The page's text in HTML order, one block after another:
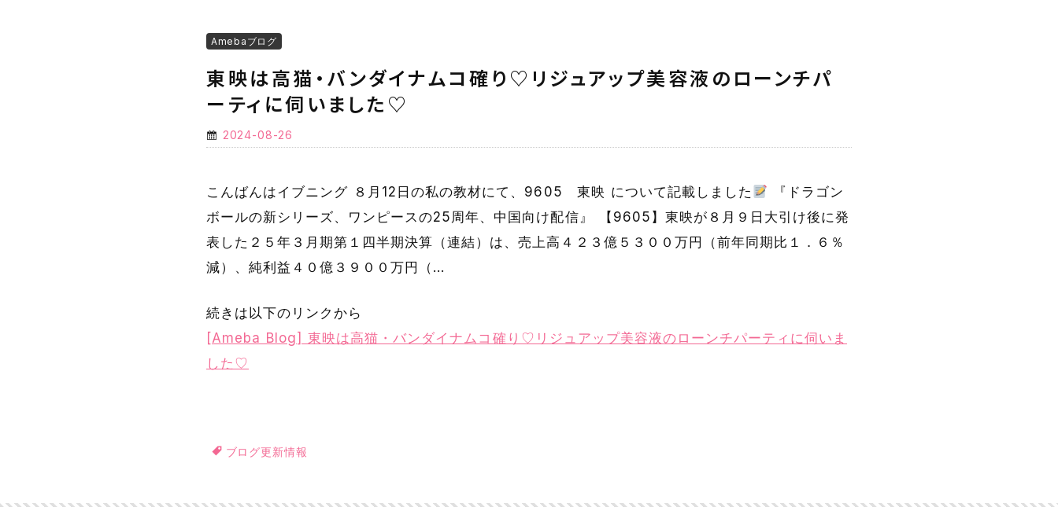
Amebaブログ
東映は高猫・バンダイナムコ確り♡リジュアップ美容液のローンチパ
ーティに伺いました♡
2024-08-26
こんばんはイブニング ８月12日の私の教材にて、9605 東映 について記載しました
『ドラゴン
ボールの新シリーズ、ワンピースの25周年、中国向け配信』 【9605】東映が８月９日大引け後に発
表した２５年３月期第１四半期決算（連結）は、売上高４２３億５３００万円（前年同期比１．６％
減）、純利益４０億３９００万円（…
続きは以下のリンクから
[Ameba Blog] 東映は高猫・バンダイナムコ確り♡リジュアップ美容液のローンチパーティに伺いま
した♡
ブログ更新情報